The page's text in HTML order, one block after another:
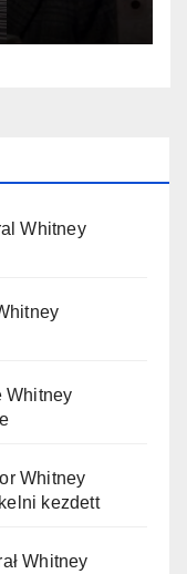
Whitney
Whitney
Whitney
kezdett
Whitney